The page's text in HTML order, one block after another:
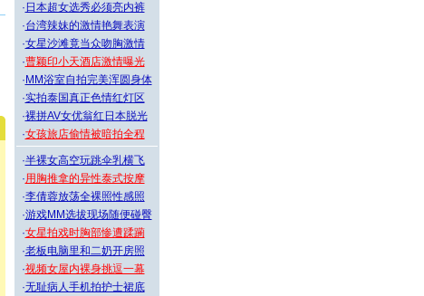
· 日本超女选秀必须亮内裤
·台湾辣妹的激情艳舞表演
·女星沙滩竟当众吻胸激情
·曹颖印小天酒店激情曝光
· MM浴室自拍完美浑圆身体
·实拍泰国真正色情红灯区
·裸拼AV女优翁红日本脱光
·女孩旅店偷情被暗拍全程
·半裸女高空玩跳伞乳横飞
·用胸推拿的异性泰式按摩
·李倩蓉放荡全裸照性感照
·游戏MM选拔现场随便碰臀
·女星拍戏时胸部惨遭蹂躏
·老板电脑里和二奶开房照
·视频女屋内裸身挑逗一幕
·无耻病人手机拍护士裙底